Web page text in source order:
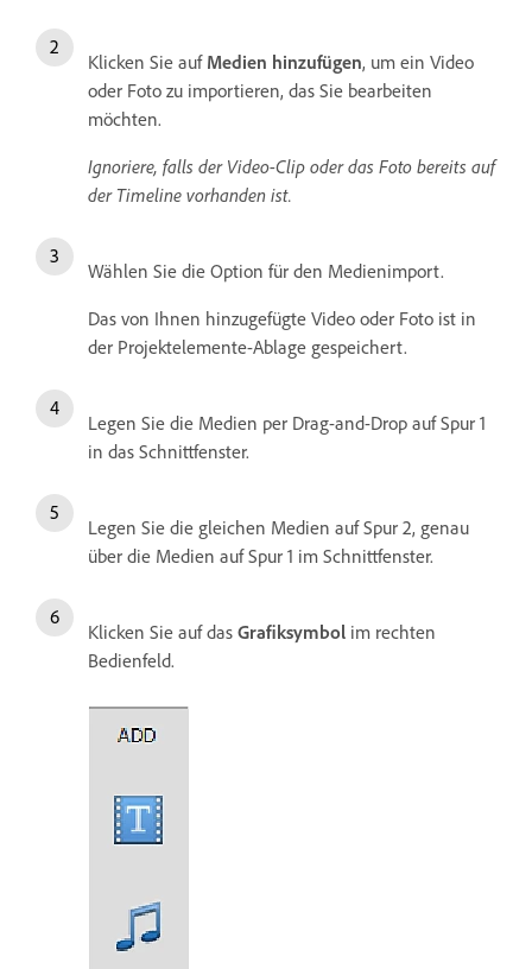
Klicken Sie auf Medien hinzufügen, um ein Video
oder Foto zu importieren, das Sie bearbeiten
möchten.
Ignoriere, falls der Video-Clip oder das Foto bereits auf
der Timeline vorhanden ist.
Wählen Sie die Option für den Medienimport.
Das von Ihnen hinzugefügte Video oder Foto ist in
der Projektelemente-Ablage gespeichert.
Legen Sie die Medien per Drag-and-Drop auf Spur 1
in das Schnittfenster.
Legen Sie die gleichen Medien auf Spur 2, genau
über die Medien auf Spur 1 im Schnittfenster.
Klicken Sie auf das Grafiksymbol im rechten
Bedienfeld.